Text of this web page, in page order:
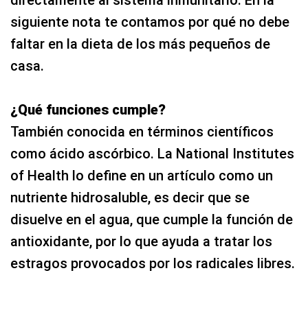
siguiente nota te contamos por qué no debe
faltar en la dieta de los más pequeños de
casa.
¿Qué funciones cumple?
También conocida en términos científicos
como ácido ascórbico. La National Institutes
of Health lo define en un artículo como un
nutriente hidrosaluble, es decir que se
disuelve en el agua, que cumple la función de
antioxidante, por lo que ayuda a tratar los
estragos provocados por los radicales libres.